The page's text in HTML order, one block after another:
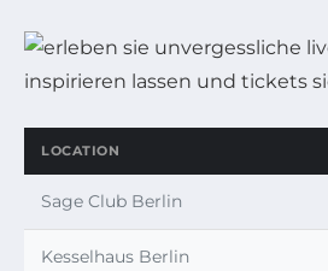
LOCATION
Sage Club Berlin
Kesselhaus Berlin